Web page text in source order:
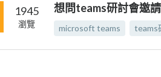
1945
瀏覽
想問teams研討會邀
microsoft teams teams